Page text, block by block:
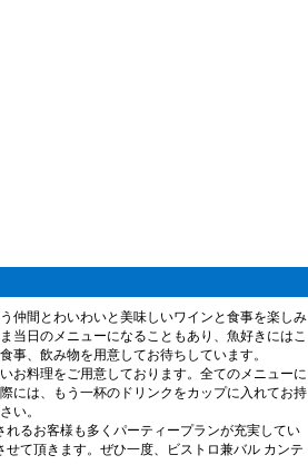
仲間とわいわいと美味しいワインと食事を楽しみ
当日のメニューになることもあり、魚好きにはこ
、飲み物を用意してお待ちしています。
お料理をご用意しております。全てのメニューに
には、もう一杯のドリンクをカップに入れてお持
い。
るお客様も多くパーティープランが充実してい
て頂きます。ぜひ一度、ビストロ兼バル カンテ